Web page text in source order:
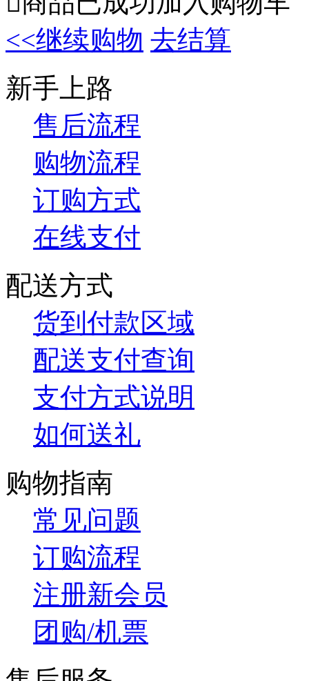
<<继续购物 去结算
新手上路
售后流程
购物流程
订购方式
在线支付
配送方式
货到付款区域
配送支付查询
支付方式说明
如何送礼
购物指南
常见问题
订购流程
注册新会员
团购/机票